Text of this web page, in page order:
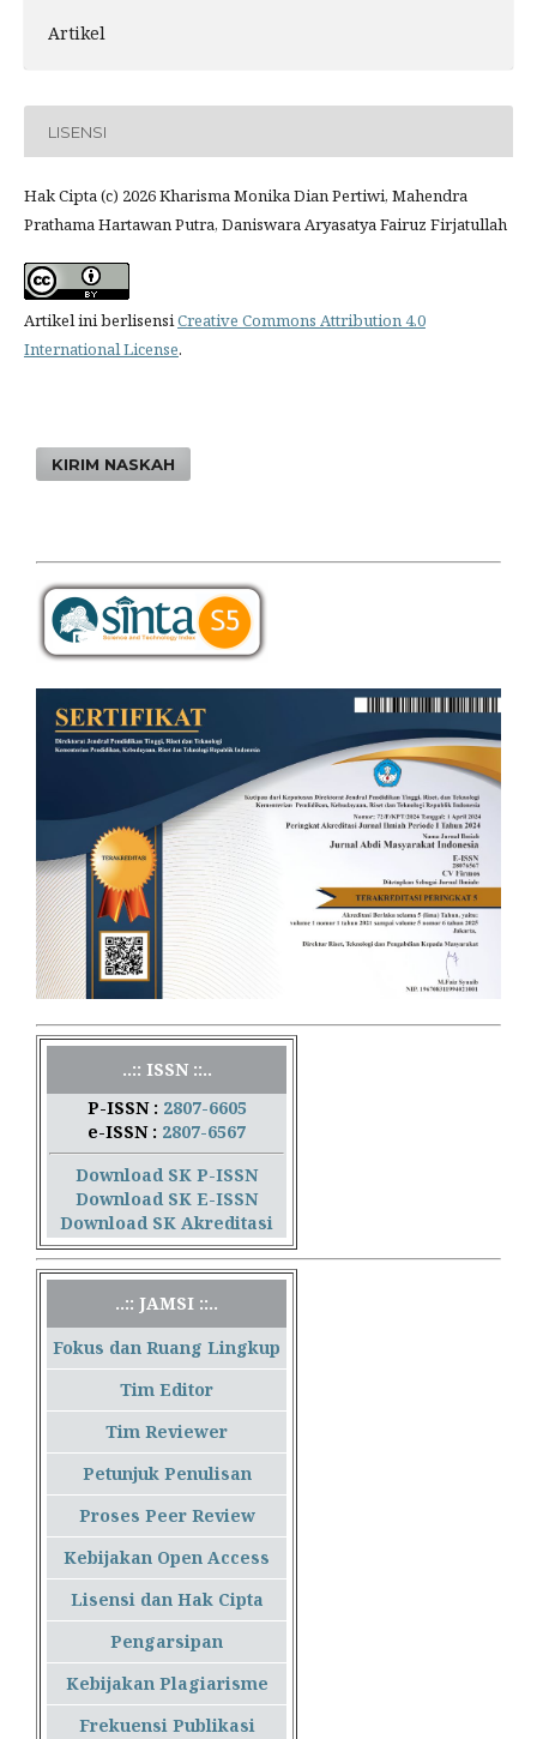
Artikel
LISENSI
Hak Cipta (c) 2026 Kharisma Monika Dian Pertiwi, Mahendra
Prathama Hartawan Putra, Daniswara Aryasatya Fairuz Firjatullah
Artikel ini berlisensiCreative Commons Attribution 4.0
International License.
KIRIM NASKAH
..:: ISSN ::..
P-ISSN : 2807-6605
e-ISSN : 2807-6567
Download SK P-ISSN
Download SK E-ISSN
Download SK Akreditasi
..:: JAMSI ::..
Fokus dan Ruang Lingkup
Tim Editor
Tim Reviewer
Petunjuk Penulisan
Proses Peer Review
Kebijakan Open Access
Lisensi dan Hak Cipta
Pengarsipan
Kebijakan Plagiarisme
Frekuensi Publikasi